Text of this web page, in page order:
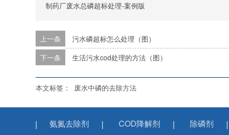
制药厂废水总磷超标处理-案例​版
上一条
污水磷超标怎么处理（图）
下一条 生活污水cod处理的方法（图）
本文标签： 废水中磷的去除方法
氨氮去除剂 COD降解剂 除磷剂